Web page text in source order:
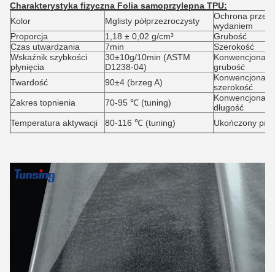
Charakterystyka fizyczna Folia samoprzylepna TPU:
Kolor
Mglisty półprzezroczysty
Ochrona przed
wydaniem
Proporcja
1,18 ± 0,02 g/cm³
Grubość
Czas utwardzania
7min
Szerokość
Wskaźnik szybkości
płynięcia
30±10g/10min (ASTM
D1238-04)
grubość
Twardość
90±4 (brzeg A)
szerokość
Zakres topnienia
70-95 ℃ (tuning)
długość
Temperatura aktywacji
80-116 ℃ (tuning) Ukończony